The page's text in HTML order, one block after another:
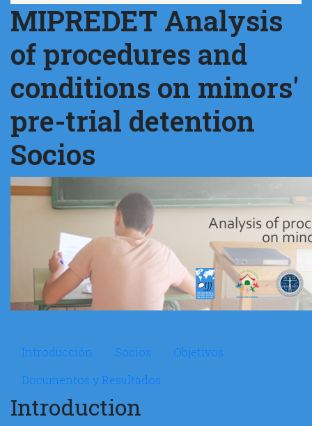
MIPREDET Analysis
of procedures and
conditions on minors'
pre-trial detention
Socios
Microsite MIPREDET
Introducción Socios
Objetivos
Documentos y Resultados
Introduction